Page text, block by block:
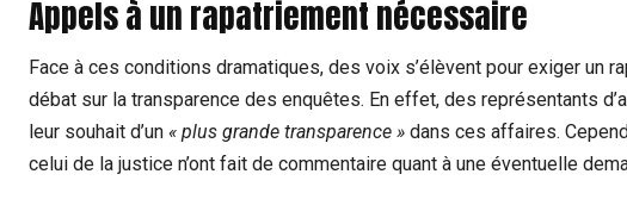
Appels à un rapatriement nécessaire
Face à ces conditions dramatiques, des voix s’élèvent pour exiger un
débat sur la transparence des enquêtes. En effet, des représentants
leur souhait d’un « plus grande transparence » dans ces affaires.
celui de la justice n’ont fait de commentaire quant à une éventuelle